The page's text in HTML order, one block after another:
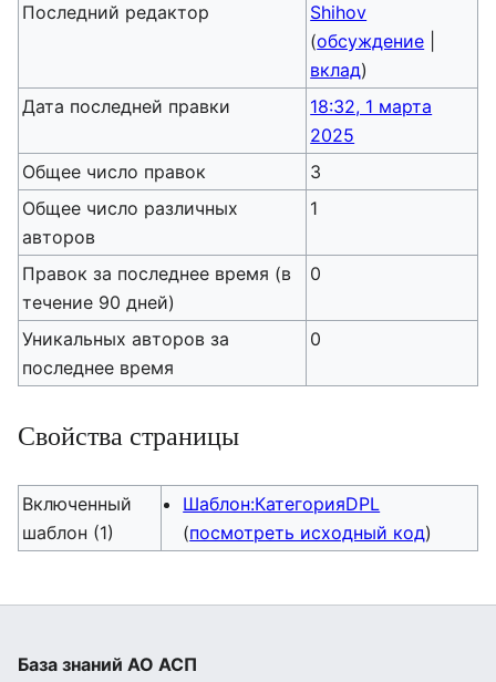
Последний редактор
Shihov
(обсуждение
вклад)
Дата последней правки
18:32, 1 марта
2025
Общее число правок
3
Общее число различных
авторов
1
Правок за последнее время (в
течение 90 дней)
0
Уникальных авторов за
последнее время
0
Свойства страницы
Включенный
шаблон (1)
Шаблон:КатегорияDPL
(посмотреть исходный код)
База знаний АО АСП